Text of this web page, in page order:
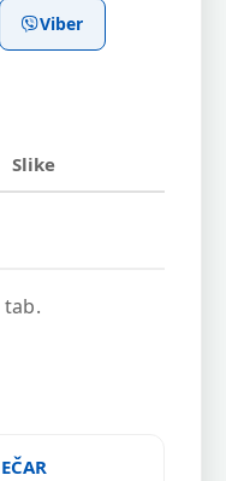
Viber
Slike
tab.